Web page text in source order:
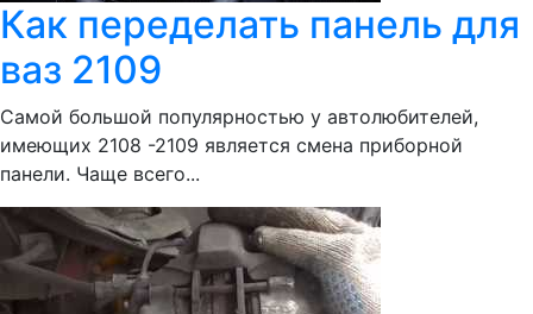
Как переделать панель для
ваз 2109
Самой большой популярностью у автолюбителей,
имеющих 2108 -2109 является смена приборной
панели. Чаще всего...